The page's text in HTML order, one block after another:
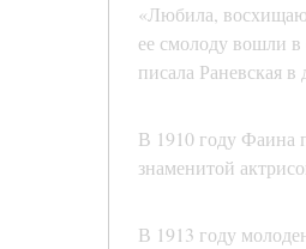
«Любила,
ее смолоду вошли
писала Раневская в
В 1910 году Фаина
знаменитой
В 1913 году